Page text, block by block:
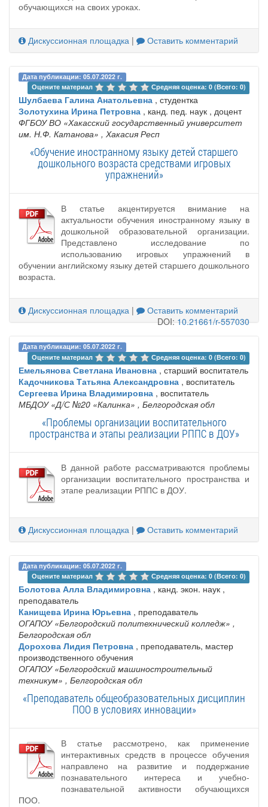
обучающихся на своих уроках.
Дискуссионная площадка | Оставить комментарий
Дата публикации: 05.07.2022 г.
Оцените материал
Средняя оценка: 0 (Всего: 0)
Шулбаева Галина Анатольевна , студентка
Золотухина Ирина Петровна , канд. пед. наук , доцент
ФГБОУ ВО «Хакасский государственный университет
им. Н.Ф. Катанова» , Хакасия Респ
«Обучение иностранному языку детей старшего
дошкольного возраста средствами игровых
упражнений»
В статье акцентируется внимание на
актуальности обучения иностранному языку в
дошкольной образовательной организации.
Представлено исследование по
использованию игровых упражнений в
обучении английскому языку детей старшего дошкольного
возраста.
Дискуссионная площадка |
Оставить комментарий
DOI:10.21661/r-557030
Дата публикации: 05.07.2022 г.
Оцените материал
Средняя оценка: 0 (Всего: 0)
Емельянова Светлана Ивановна , старший воспитатель
Кадочникова Татьяна Александровна , воспитатель
Сергеева Ирина Владимировна , воспитатель
МБДОУ «Д/С №20 «Калинка» , Белгородская обл
«Проблемы организации воспитательного
пространства и этапы реализации РППС в ДОУ»
В данной работе рассматриваются проблемы
организации воспитательного пространства и
этапе реализации РППС в ДОУ.
Дискуссионная площадка | Оставить комментарий
Дата публикации: 05.07.2022 г.
Оцените материал
Средняя оценка: 0 (Всего: 0)
Болотова Алла Владимировна , канд. экон. наук ,
преподаватель
Канищева Ирина Юрьевна , преподаватель
ОГАПОУ «Белгородский политехнический колледж» ,
Белгородская обл
Дорохова Лидия Петровна , преподаватель, мастер
производственного обучения
ОГАПОУ «Белгородский машиностроительный
техникум» , Белгородская обл
«Преподаватель общеобразовательных дисциплин
ПОО в условиях инновации»
В статье рассмотрено, как применение
интерактивных средств в процессе обучения
направлено на развитие и поддержание
познавательного интереса и учебно-
познавательной активности обучающихся
ПОО.